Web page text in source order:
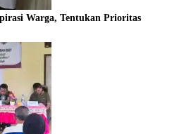
Warga, Tentukan Prioritas